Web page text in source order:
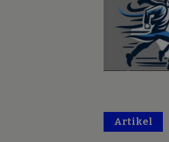
Artikel